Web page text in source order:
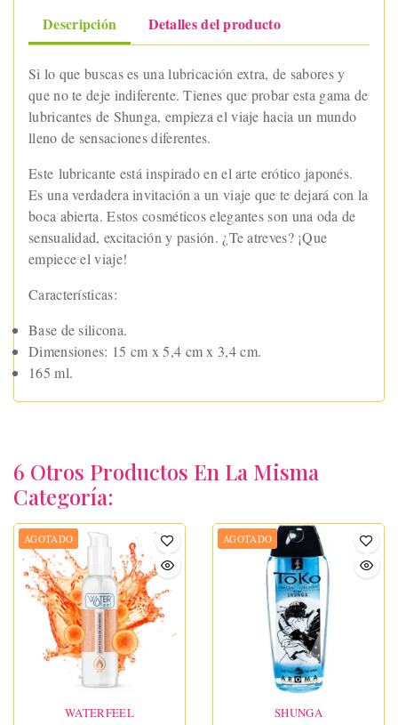
Descripción Detalles del producto
Si lo que buscas es una lubricación extra, de sabores y
que no te deje indiferente. Tienes que probar esta gama de
lubricantes de Shunga, empieza el viaje hacia un mundo
lleno de sensaciones diferentes.
Este lubricante está inspirado en el arte erótico japonés.
Es una verdadera invitación a un viaje que te dejará con la
boca abierta. Estos cosméticos elegantes son una oda de
sensualidad, excitación y pasión. ¿Te atreves? ¡Que
empiece el viaje!
Características:
Base de silicona.
Dimensiones: 15 cm x 5,4 cm x 3,4 cm.
165 ml.
6 Otros Productos En La Misma
Categoría:
AGOTADO
WATERFEEL
AGOTADO
SHUNGA